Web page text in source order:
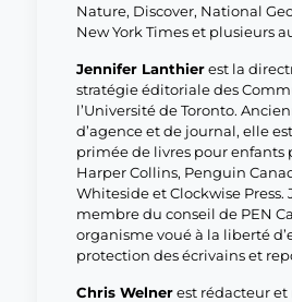
Nature, Discover, National
New York Times et plusieurs
Jennifer Lanthierest la
stratégie éditoriale des
l’Université de Toronto.
d’agence et de journal, elle
primée de livres pour enfants
Harper Collins, Penguin
Whiteside et Clockwise Press.
membre du conseil de PEN
organisme voué à la liberté
protection des écrivains et
Chris Welnerest rédacteur et